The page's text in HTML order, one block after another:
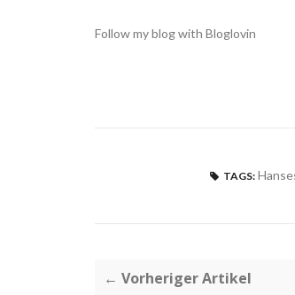
Follow my blog with Bloglovin
TAGS:
← Vorheriger Artikel